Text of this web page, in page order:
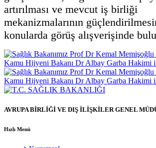
artırılması ve mevcut iş birliği
mekanizmalarının
konularda görüş alışverişinde
AVRUPA BİRLİĞİ VE DIŞ İLİŞKİLER GENEL
Hızlı Menü